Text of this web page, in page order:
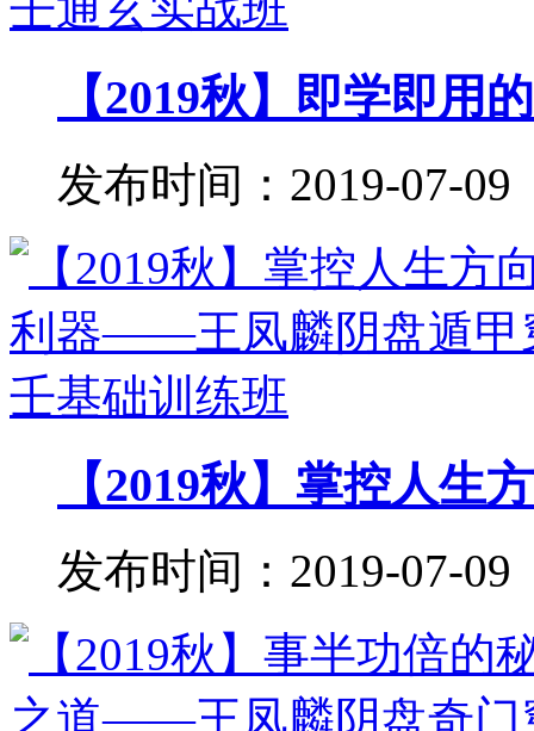
【2019秋】即学即用
发布时间：2019-07-09
【2019秋】掌控人
发布时间：2019-07-09